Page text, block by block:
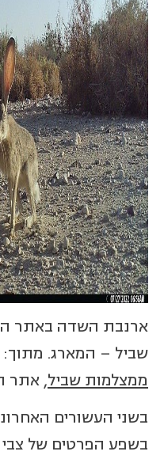
ארנבת השדה באתר
שביל – המארג. מתוך:
ממצלמות שביל, אתר
בשני העשורים
בשפע הפרטים של צבי